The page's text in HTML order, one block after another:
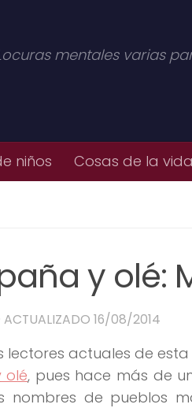
mentales varias
niños Cosas de la vida
y olé:
· ACTUALIZADO 16/08/2014
lectores actuales de
olé, pues hace más de
nombres de pueblos